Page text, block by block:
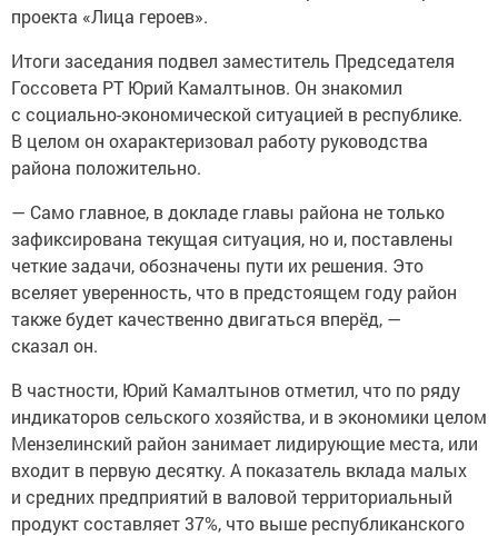
проекта «Лица героев».
Итоги заседания подвел заместитель Председателя
Госсовета РТ Юрий Камалтынов. Он знакомил
с социально-экономической ситуацией в республике.
В целом он охарактеризовал работу руководства
района положительно.
— Само главное, в докладе главы района не только
зафиксирована текущая ситуация, но и, поставлены
четкие задачи, обозначены пути их решения. Это
вселяет уверенность, что в предстоящем году район
также будет качественно двигаться вперёд, —
сказал он.
В частности, Юрий Камалтынов отметил, что по ряду
индикаторов сельского хозяйства, и в экономики целом
Мензелинский район занимает лидирующие места, или
входит в первую десятку. А показатель вклада малых
и средних предприятий в валовой территориальный
продукт составляет 37%, что выше республиканского